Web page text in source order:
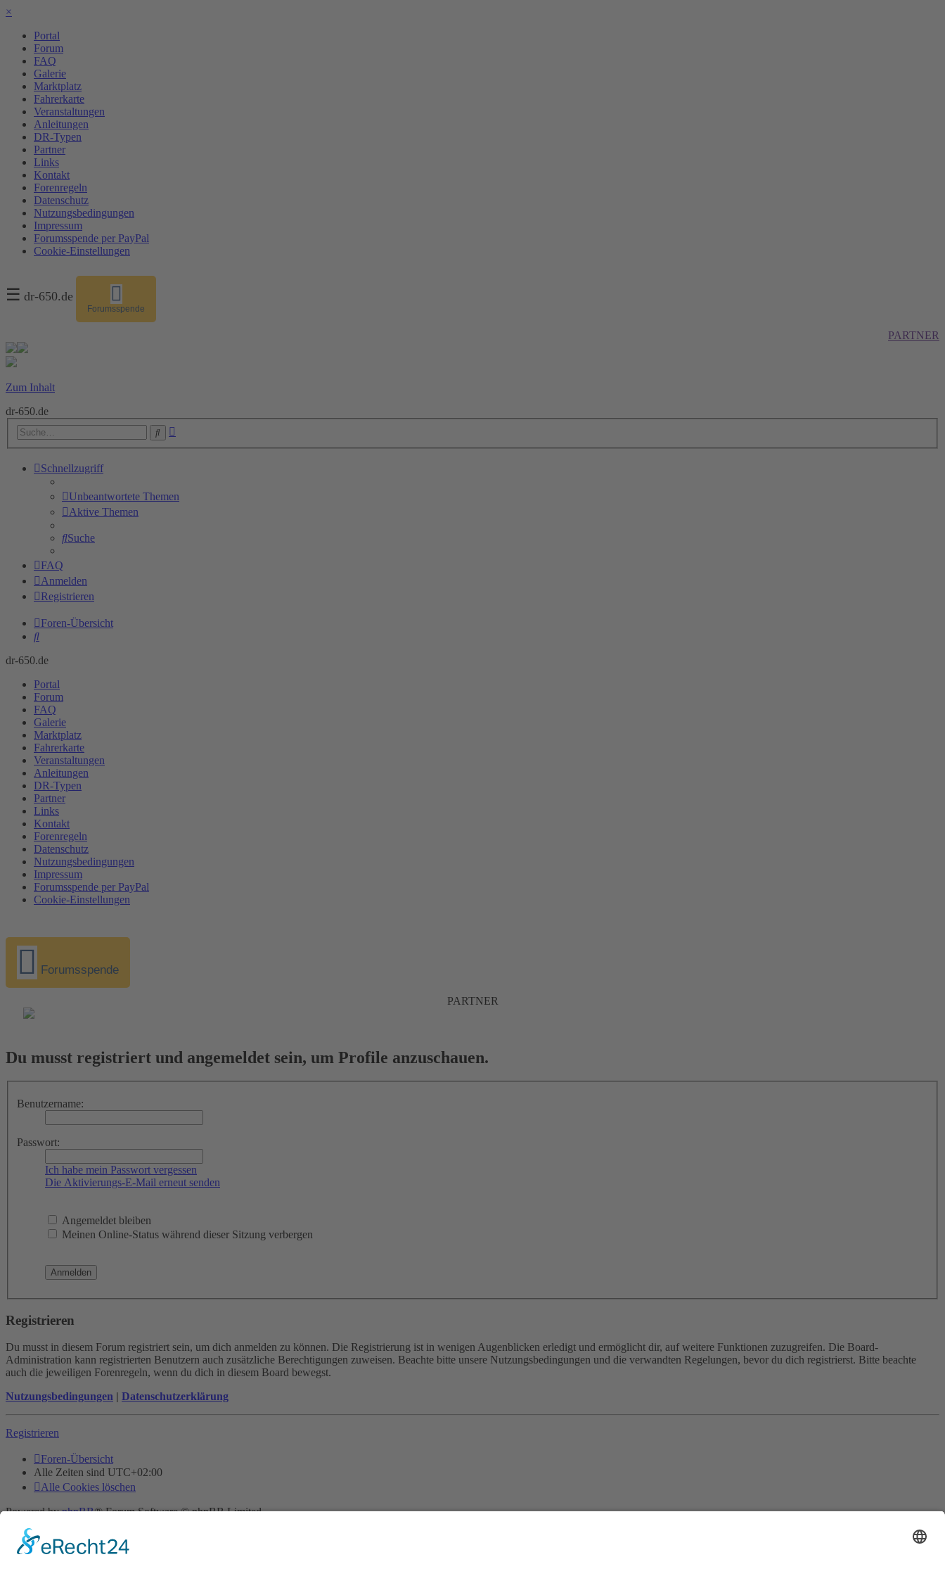
×
Portal
Forum
FAQ
Galerie
Marktplatz
Fahrerkarte
Veranstaltungen
Anleitungen
DR-Typen
Partner
Links
Kontakt
Forenregeln
Datenschutz
Nutzungsbedingungen
Impressum
Forumsspende per PayPal
Cookie-Einstellungen
☰ dr-650.de
Forumsspende
PARTNER
Zum Inhalt
dr-650.de
Suche
Schnellzugriff
Unbeantwortete Themen
Aktive Themen
Suche
FAQ
Anmelden
Registrieren
Foren-Übersicht
Suche
dr-650.de
Portal
Forum
FAQ
Galerie
Marktplatz
Fahrerkarte
Veranstaltungen
Anleitungen
DR-Typen
Partner
Links
Kontakt
Forenregeln
Datenschutz
Nutzungsbedingungen
Impressum
Forumsspende per PayPal
Cookie-Einstellungen
Forumsspende
PARTNER
Du musst registriert und angemeldet sein, um Profile anzuschauen.
Benutzername:
Passwort:
Ich habe mein Passwort vergessen
Die Aktivierungs-E-Mail erneut senden
Angemeldet bleiben
Meinen Online-Status während dieser Sitzung verbergen
Registrieren
Du musst in diesem Forum registriert sein, um dich anmelden zu können. Die Registrierung ist in wenigen Augenblicken erledigt und ermöglicht dir, auf weitere Funktionen zuzugreifen. Die Board-
Administration kann registrierten Benutzern auch zusätzliche Berechtigungen zuweisen. Beachte bitte unsere Nutzungsbedingungen und die verwandten Regelungen, bevor du dich registrierst. Bitte beachte
auch die jeweiligen Forenregeln, wenn du dich in diesem Board bewegst.
Nutzungsbedingungen | Datenschutzerklärung
Registrieren
Foren-Übersicht
Alle Zeiten sind UTC+02:00
Alle Cookies löschen
Powered byphpBB® Forum Software © phpBB Limited
Deutsche Übersetzung durch